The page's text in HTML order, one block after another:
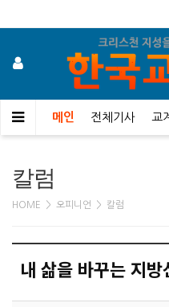
메인 전체기사 교
칼럼
HOME > 오피니언 > 칼럼
내 삶을 바꾸는 지